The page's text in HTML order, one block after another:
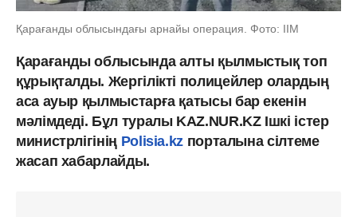
Қарағанды облысындағы арнайы операция. Фото: ІІМ
Қарағанды ​​облысында алты қылмыстық топ
құрықталды. Жергілікті полицейлер олардың
аса ауыр қылмыстарға қатысы бар екенін
мәлімдеді. Бұл туралы KAZ.NUR.KZ Ішкі істер
министрлігінің Polisia.kz порталына сілтеме
жасап хабарлайды.